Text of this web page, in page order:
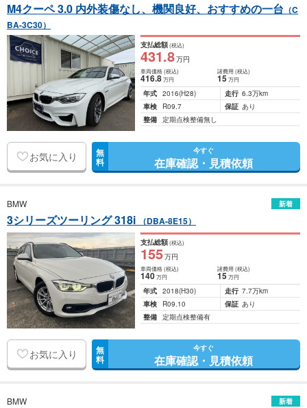
M4クーペ 3.0 内外装傷なし、機関良好、おすすめの一台 （C
BA-3C30）
支払総額(税込)
431.8万円
車両価格(税込)
416.8万円
諸費用 (税込)
15 万円
年式 2016(H28) 走行 6.3万km
車検
R09.7 保証 あり
整備 定期点検整備無し
お気に入り 無
料
今すぐ
在庫確認・見積依頼
BMW 新着
3シリーズツーリング 318i （DBA-8E15）
支払総額(税込)
155万円
車両価格(税込)
140万円
諸費用 (税込)
15 万円
年式 2018(H30) 走行 7.7万km
車検
R09.10 保証 あり
整備 定期点検整備有
お気に入り 無
料
今すぐ
在庫確認・見積依頼
BMW 新着